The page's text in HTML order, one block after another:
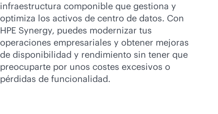
infraestructura componible que gestiona y
optimiza los activos de centro de datos. Con
HPE Synergy, puedes modernizar tus
operaciones empresariales y obtener mejoras
de disponibilidad y rendimiento sin tener que
preocuparte por unos costes excesivos o
pérdidas de funcionalidad.